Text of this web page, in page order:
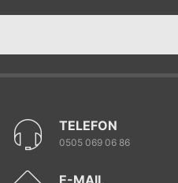
TELEFON
0505 069 06 86
E-MAIL